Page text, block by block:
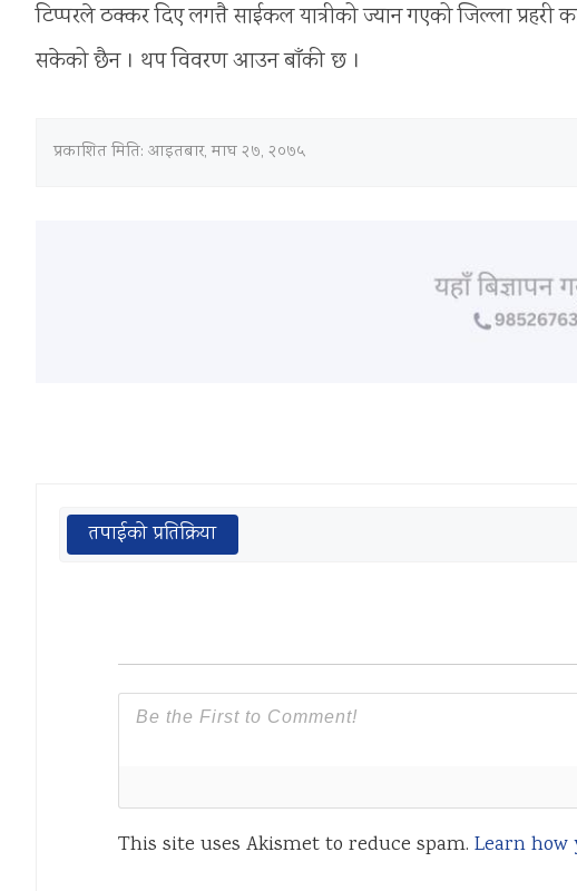
टिप्परले ठक्कर दिए लगत्तै साईकल यात्रीको ज्यान गएको जिल्ला
सकेको छैन । थप विवरण आउन बाँकी छ ।
प्रकाशित मिति: आइतबार, माघ २७, २०७५
तपाईको प्रतिक्रिया
This site uses Akismet to reduce spam. Learn how